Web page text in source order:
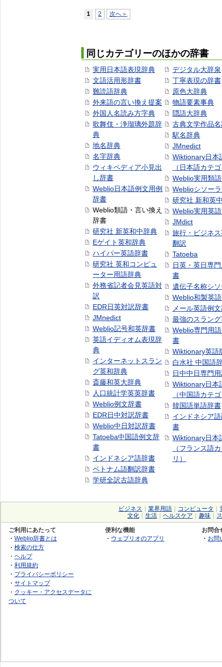
1 2 次へ＞
同じカテゴリーのほかの辞書
実用日本語表現辞典
文語活用形辞書
難読語辞典
外来語の言い換え提案
外国人名読み方字典
歌舞伎・浄瑠璃外題辞
典
地名辞典
名字辞典
ウィキペディア小見出
し辞書
Weblio日本語例文用例
辞書
Weblio類語・言い換え
辞書
研究社 新英和中辞典
Eゲイト英和辞典
ハイパー英語辞書
研究社 英和コンピュ
ーター用語辞典
外務省記者会見英語対
訳
EDR日英対訳辞書
JMnedict
Weblio記号和英辞書
英語イディオム表現辞
典
インターネットスラン
グ英和辞典
斎藤和英大辞典
人口統計学英英辞書
Weblio例文辞書
EDR日中対訳辞書
Weblio中日対訳辞書
Tatoeba中国語例文辞
書
インドネシア語辞書
ベトナム語翻訳辞書
学研全訳古語辞典
デジタル大辞泉
丁寧表現の辞書
原色大辞典
物語要素事典
隠語大辞典
古典文学作品
駅名辞典
JMnedict
Wiktionary日本
（日本語カテ
Weblio実用類
Weblioシソー
研究社 新和英
Weblio実用英
JMdict
旅行・ビジネ
翻訳
Tatoeba
日英・英日専
書
遺伝子名称シ
Weblio和製英
メール英語例
最強のスラン
Weblio専門用
書
Wiktionary英語
白水社 中国語
日中中日専門
Wiktionary日本
（中国語カテ
韓国語単語辞書
インドネシア
書
Wiktionary日本
（フランス語
リ）
ビジネス 業界用語 コンピュータ
文化
生活 ヘルスケア 趣味
ご利用にあたって
・ Weblio辞書とは
・ 検索の仕方
・ ヘルプ
・ 利用規約
・ プライバシーポリシー
・ サイトマップ
・ クッキー・アクセスデータに
ついて
便利な機能
・ ウェブリオのアプリ
お問合
・ お問